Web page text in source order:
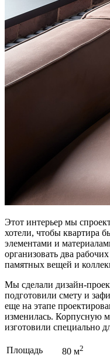
Этот интерьер мы
хотели, чтобы квартира
элементами и
организовать два
памятных вещей и
Мы сделали дизайн-
подготовили смету и
еще на этапе
изменилась. Корпусную
изготовили специально
Площадь 80 м2